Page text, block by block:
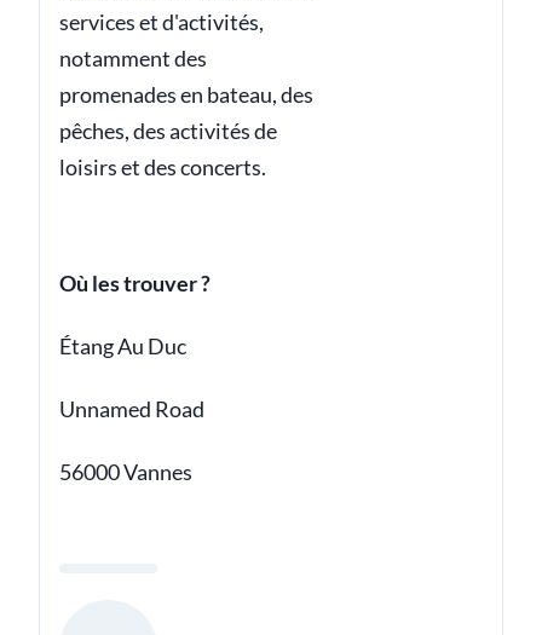
services et d'activités,
notamment des
promenades en bateau, des
pêches, des activités de
loisirs et des concerts.
Où les trouver ?
Étang Au Duc
Unnamed Road
56000 Vannes